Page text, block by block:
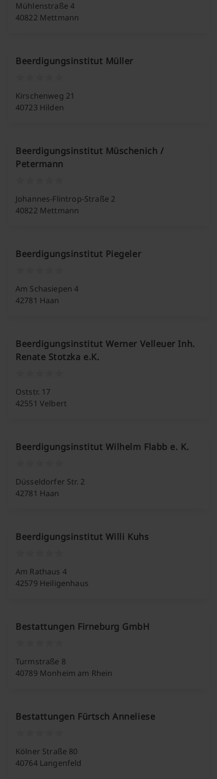
Mühlenstraße 4
40822 Mettmann
Beerdigungsinstitut Müller
Kirschenweg 21
40723 Hilden
Beerdigungsinstitut Müschenich /
Petermann
Johannes-Flintrop-Straße 2
40822 Mettmann
Beerdigungsinstitut Piegeler
Am Schasiepen 4
42781 Haan
Beerdigungsinstitut Werner Velleuer Inh.
Renate Stotzka e.K.
Oststr. 17
42551 Velbert
Beerdigungsinstitut Wilhelm Flabb e. K.
Düsseldorfer Str. 2
42781 Haan
Beerdigungsinstitut Willi Kuhs
Am Rathaus 4
42579 Heiligenhaus
Bestattungen Firneburg GmbH
Turmstraße 8
40789 Monheim am Rhein
Bestattungen Fürtsch Anneliese
Kölner Straße 80
40764 Langenfeld